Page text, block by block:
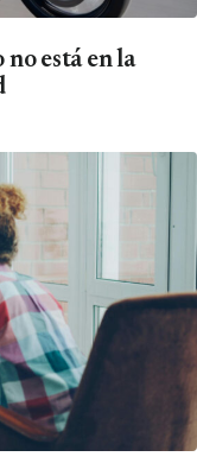
está en la